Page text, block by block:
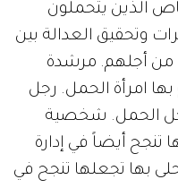
الذين يتحملون
وتحقيق العدالة بين
من أجلهم. مرشدة
امرأة الحمل. رجل
الحمل. شخصية
تنجح أيضاً في إدارة
بها تجعلها تنجح في